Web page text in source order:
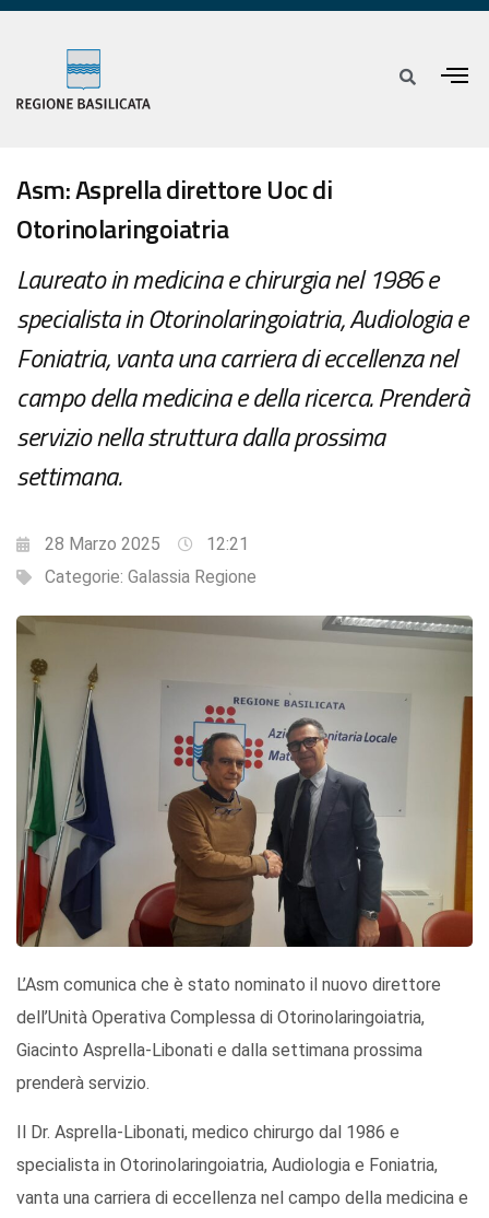
Asm: Asprella direttore Uoc di
Otorinolaringoiatria
Laureato in medicina e chirurgia nel 1986 e
specialista in Otorinolaringoiatria, Audiologia e
Foniatria, vanta una carriera di eccellenza nel
campo della medicina e della ricerca. Prenderà
servizio nella struttura dalla prossima
settimana.
28 Marzo 2025
12:21
Categorie: Galassia Regione
L’Asm comunica che è stato nominato il nuovo direttore
dell’Unità Operativa Complessa di Otorinolaringoiatria,
Giacinto Asprella-Libonati e dalla settimana prossima
prenderà servizio.
Il Dr. Asprella-Libonati, medico chirurgo dal 1986 e
specialista in Otorinolaringoiatria, Audiologia e Foniatria,
vanta una carriera di eccellenza nel campo della medicina e